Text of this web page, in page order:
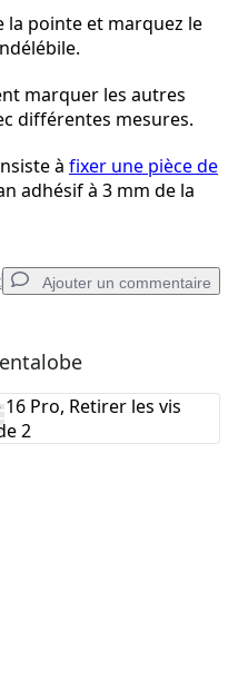
la pointe et marquez le
marquer les autres
différentes mesures.
à fixer une pièce de
adhésif à 3 mm de la
Ajouter un commentaire